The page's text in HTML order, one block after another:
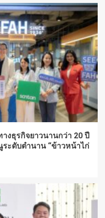
างธุรกิจยาวนานกว่า 20 ปี
ระดับตำนาน “ข้าวหน้าไก่